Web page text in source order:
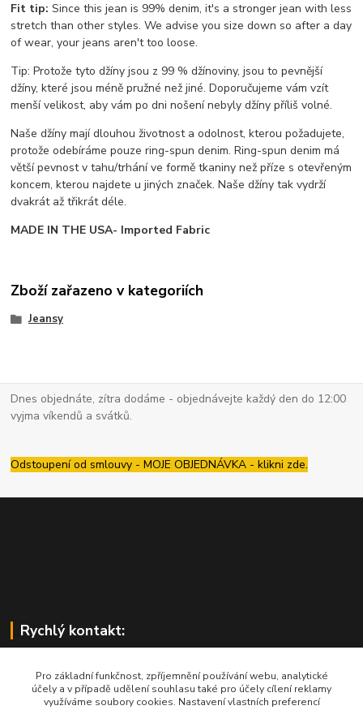
Fit tip: Since this jean is 99% denim, it's a stronger jean with less
stretch than other styles. We advise you size down so after a day
of wear, your jeans aren't too loose.
Tip: Protože tyto džíny jsou z 99 % džínoviny, jsou to pevnější
džíny, které jsou méně pružné než jiné. Doporučujeme vám vzít
menší velikost, aby vám po dni nošení nebyly džíny příliš volné.
Naše džíny mají dlouhou životnost a odolnost, kterou požadujete,
protože odebíráme pouze ring-spun denim. Ring-spun denim má
větší pevnost v tahu/trhání ve formě tkaniny než příze s otevřeným
koncem, kterou najdete u jiných značek. Naše džíny tak vydrží
dvakrát až třikrát déle.
MADE IN THE USA- Imported Fabric
Zboží zařazeno v kategoriích
Jeansy
Dnes objednáte, zítra dodáme - objednávejte každý den do 12:00
vyjma víkendů a svátků.
Odstoupení od smlouvy - MOJE OBJEDNÁVKA - klikni zde.
Rychlý kontakt:
Pro základní funkčnost, zpříjemnění používání webu, analytické
účely a v případě udělení souhlasu také pro účely cílení reklamy
využíváme soubory cookies. Nastavení vlastních preferencí